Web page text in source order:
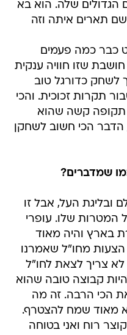
הגדולים שלה. הוא בא
תארים איתה וזה
כבר כמה פעמים
חושבת שזו חוויה ענקית
לשחק כדורגל טוב
תקרות זכוכית. והכי
תקופה קשה שהוא
הכי חשוב לשחקן
שמדברים?
ובליגת העל, אבל זו
המטרות שלו. עופרי
בארץ והיה מאוד
הצעות מחו"ל שאמרנו
צריך לצאת לחו"ל
קבוצה טובה שהוא
הכי הרבה. זה מה
מאוד שמח להצטרף.
רוח ואני בטוחה